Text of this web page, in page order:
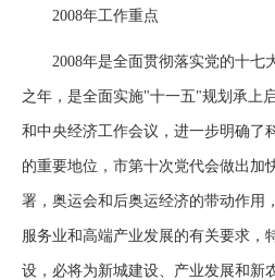
2008年工作重点
2008年是全面贯彻落实党的十七
之年，是全面实施"十一五"规划承上
和中央经济工作会议，进一步明确了
的重要地位，市第十次党代会做出加
署，奥运会和后奥运经济的带动作用
服务业和高端产业发展的有关要求，
设，必将为新城建设、产业发展和新